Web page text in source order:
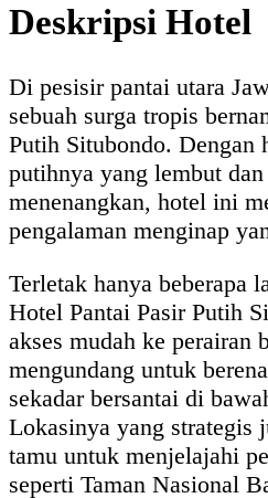
Deskripsi Hotel
Di pesisir pantai utara
sebuah surga tropis
Putih Situbondo. Dengan
putihnya yang lembut
menenangkan, hotel ini
pengalaman menginap
Terletak hanya beberapa
Hotel Pantai Pasir Putih
akses mudah ke perairan
mengundang untuk
sekadar bersantai di
Lokasinya yang strategis
tamu untuk menjelajahi
seperti Taman Nasional